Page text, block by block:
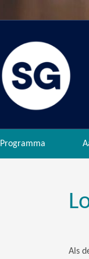
Programma
Als